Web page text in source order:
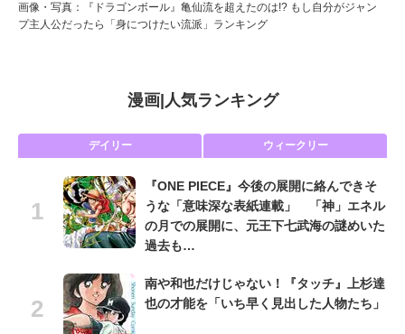
画像・写真：『ドラゴンボール』亀仙流を超えたのは!? もし自分がジャン
プ主人公だったら「身につけたい流派」ランキング
漫画| 人気ランキング
デイリー ウィークリー
『ONE PIECE』今後の展開に絡んできそ
うな「意味深な表紙連載」 「神」エネル
の月での展開に、元王下七武海の謎めいた
過去も…
南や和也だけじゃない！『タッチ』上杉達
也の才能を「いち早く見出した人物たち」